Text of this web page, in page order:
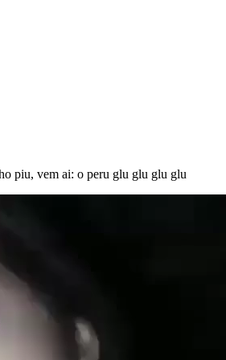
piu, vem ai: o peru glu glu glu glu